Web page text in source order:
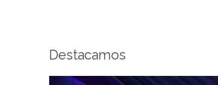
Destacamos